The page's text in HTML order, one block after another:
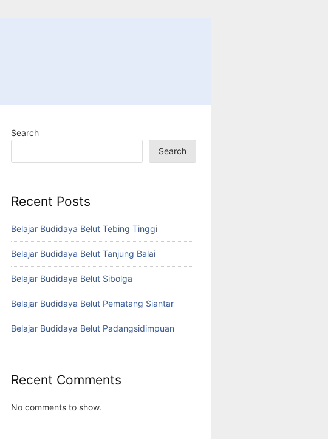
Search
Search
Recent Posts
Belajar Budidaya Belut Tebing Tinggi
Belajar Budidaya Belut Tanjung Balai
Belajar Budidaya Belut Sibolga
Belajar Budidaya Belut Pematang Siantar
Belajar Budidaya Belut Padangsidimpuan
Recent Comments
No comments to show.